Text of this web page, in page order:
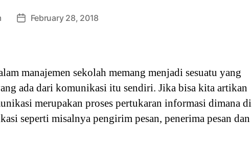
PostFebruary 28, 2018
manajemen sekolah memang menjadi sesuatu yang
ada dari komunikasi itu sendiri. Jika bisa kita artikan
merupakan proses pertukaran informasi dimana di
seperti misalnya pengirim pesan, penerima pesan dan